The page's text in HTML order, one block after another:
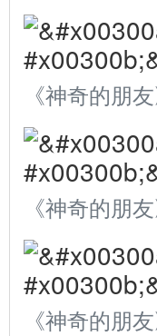
《神奇的朋
《神奇的朋
《神奇的朋